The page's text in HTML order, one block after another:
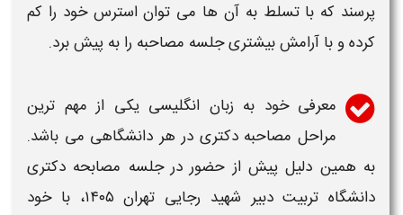
پرسند که با تسلط به آن ها می توان استرس خود را کم
کرده و با آرامش بیشتری جلسه مصاحبه را به پیش برد.
معرفی خود به زبان انگلیسی یکی از مهم ترین
مراحلمصاحبه دکتریدر هر دانشگاهی می باشد.
به همین دلیل پیش از حضور در جلسه مصابحه دکتری
دانشگاه تربیت دبیر شهید رجایی تهران ۱۴۰۵،
با خود